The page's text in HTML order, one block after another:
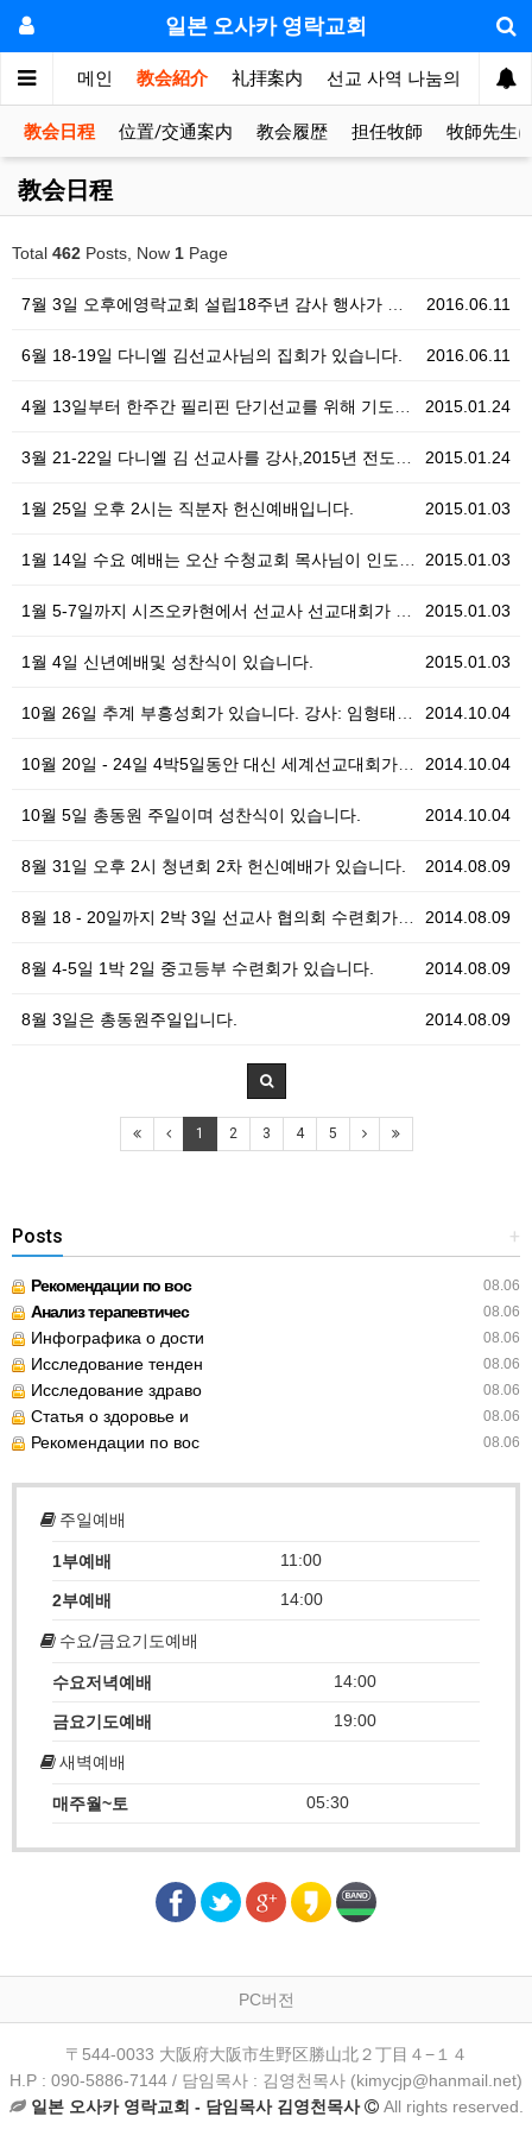
일본 오사카 영락교회
메인 教会紹介 礼拝案内 선교 사역 나눔의 방 敬
教会日程 位置/交通案内 教会履歴 担任牧師 牧師先生
教会日程
Total 462 Posts, Now 1 Page
2016.06.11
7월 3일 오후에영락교회 설립18주년 감사 행사가 있습니다. 실내체육대회...
2016.06.11
6월 18-19일 다니엘 김선교사님의 집회가 있습니다.
2015.01.24
4월 13일부터 한주간 필리핀 단기선교를 위해 기도합시다.
2015.01.24
3월 21-22일 다니엘 김 선교사를 강사,2015년 전도집회가 있습니다.
2015.01.03
1월 25일 오후 2시는 직분자 헌신예배입니다.
2015.01.03
1월 14일 수요 예배는 오산 수청교회 목사님이 인도하십니다.
2015.01.03
1월 5-7일까지 시즈오카현에서 선교사 선교대회가 있습니다.
2015.01.03
1월 4일 신년예배및 성찬식이 있습니다.
2014.10.04
10월 26일 추계 부흥성회가 있습니다. 강사: 임형태 목사님(미국 콜로라도 스프링스 교회 담임)
2014.10.04
10월 20일 - 24일 4박5일동안 대신 세계선교대회가 동지사대 캠퍼스에서 있습니다.
2014.10.04
10월 5일 총동원 주일이며 성찬식이 있습니다.
2014.08.09
8월 31일 오후 2시 청년회 2차 헌신예배가 있습니다.
2014.08.09
8월 18 - 20일까지 2박 3일 선교사 협의회 수련회가 있습니다.
2014.08.09
8월 4-5일 1박 2일 중고등부 수련회가 있습니다.
2014.08.09
8월 3일은 총동원주일입니다.
1 2 3 4 5
+
Posts
08.06
Рекомендации по вос
08.06
Анализ терапевтичес
08.06
Инфографика о дости
08.06
Исследование тенден
08.06
Исследование здраво
08.06
Статья о здоровье и
08.06
Рекомендации по вос
주일예배
1부예배 11:00
2부예배 14:00
수요/금요기도예배
수요저녁예배 14:00
금요기도예배 19:00
새벽예배
매주월~토 05:30
PC버전
〒544-0033 大阪府大阪市生野区勝山北２丁目４−１４
H.P : 090-5886-7144 / 담임목사 : 김영천목사 (kimycjp@hanmail.net)
일본 오사카 영락교회 - 담임목사 김영천목사
All rights reserved.